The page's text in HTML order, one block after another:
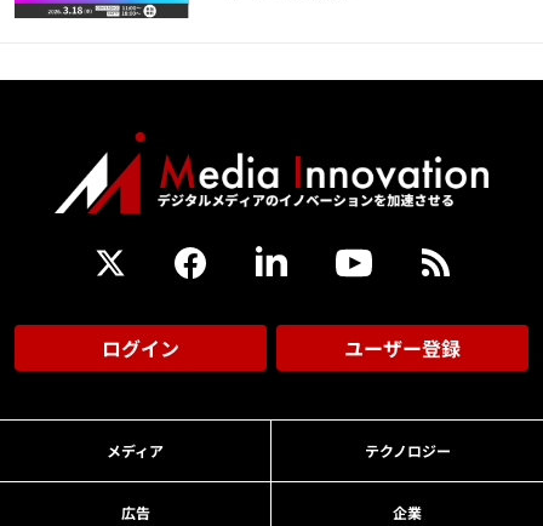
ログイン ユーザー登録
メディア テクノロジー
広告 企業